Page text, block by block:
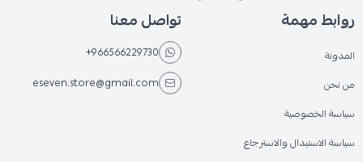
روابط مهمة
المدونة
من نحن
سياسة الخصوصية
سياسة الاستبدال والاسترجاع
تواصل معنا
+966566229730
eseven.store@gmail.com